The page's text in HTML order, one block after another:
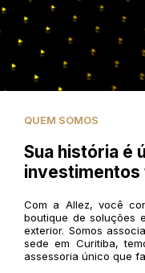
QUEM SOMOS
Sua história é
investimentos
Com a Allez, você
boutique de soluções
exterior. Somos
sede em Curitiba,
assessoria único que